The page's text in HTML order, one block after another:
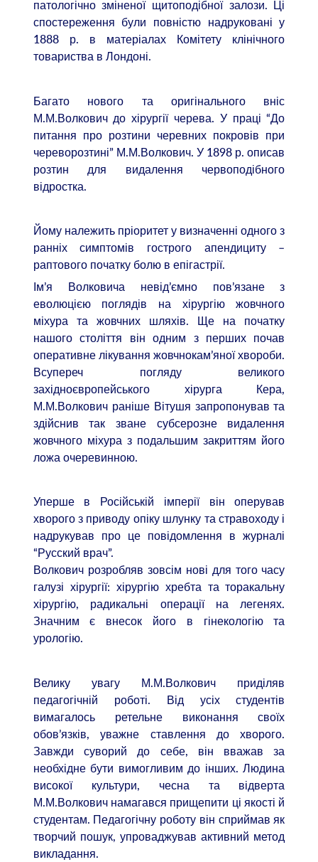
патологічно зміненої щитоподібної залози. Ці
спостереження були повністю надруковані у
1888 р. в матеріалах Комітету клінічного
товариства в Лондоні.
Багато нового та оригінального вніс
М.М.Волкович до хірургії черева. У праці “До
питання про розтини черевних покровів при
череворозтині” М.М.Волкович. У 1898 р. описав
розтин для видалення червоподібного
відростка.
Йому належить пріоритет у визначенні одного з
ранніх симптомів гострого апендициту –
раптового початку болю в епігастрії.
Ім’я Волковича невід’ємно пов’язане з
еволюцією поглядів на хірургію жовчного
міхура та жовчних шляхів. Ще на початку
нашого століття він одним з перших почав
оперативне лікування жовчнокам’яної хвороби.
Всупереч погляду великого
західноєвропейського хірурга Кера,
М.М.Волкович раніше Вітушя запропонував та
здійснив так зване субсерозне видалення
жовчного міхура з подальшим закриттям його
ложа очеревинною.
Уперше в Російській імперії він оперував
хворого з приводу опіку шлунку та стравоходу і
надрукував про це повідомлення в журналі
“Русский врач”.
Волкович розробляв зовсім нові для того часу
галузі хірургії: хірургію хребта та торакальну
хірургію, радикальні операції на легенях.
Значним є внесок його в гінекологію та
урологію.
Велику увагу М.М.Волкович приділяв
педагогічній роботі. Від усіх студентів
вимагалось ретельне виконання своїх
обов’язків, уважне ставлення до хворого.
Завжди суворий до себе, він вважав за
необхідне бути вимогливим до інших. Людина
високої культури, чесна та відверта
М.М.Волкович намагався прищепити ці якості й
студентам. Педагогічну роботу він сприймав як
творчий пошук, упроваджував активний метод
викладання.